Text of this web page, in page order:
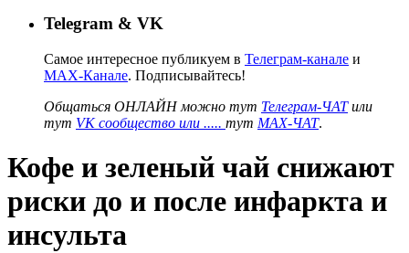
Telegram & VK
Самое интересное публикуем в Телеграм-канале и
MAX-Канале. Подписывайтесь!
Общаться ОНЛАЙН можно тут Телеграм-ЧАТили
тут VK сообщество или ..... тут MAX-ЧАТ.
Кофе и зеленый чай снижают
риски до и после инфаркта и
инсульта